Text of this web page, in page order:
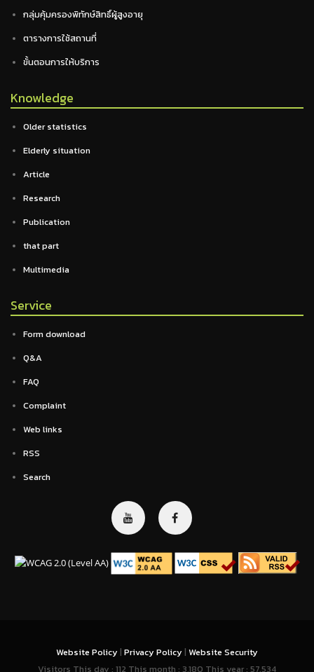
กลุ่มคุ้มครองพิทักษ์สิทธิ์ผู้สูงอายุ
ตารางการใช้สถานที่
ขั้นตอนการให้บริการ
Knowledge
Older statistics
Elderly situation
Article
Research
Publication
that part
Multimedia
Service
Form download
Q&A
FAQ
Complaint
Web links
RSS
Search
Website Policy | Privacy Policy | Website Security
Visitors This day : 112 This month : 3,180 This year : 57,534